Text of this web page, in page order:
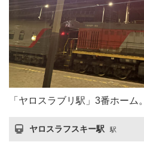
「ヤロスラブリ駅」3番ホーム
ヤロスラフスキー駅 駅